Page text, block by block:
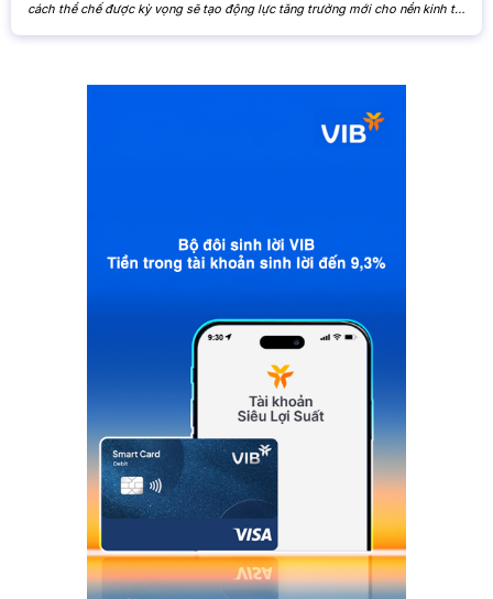
cách thể chế được kỳ vọng sẽ tạo động lực tăng trưởng mới cho nền kinh tế,